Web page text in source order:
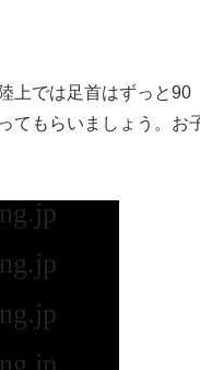
上では足首はずっと90
てもらいましょう。お